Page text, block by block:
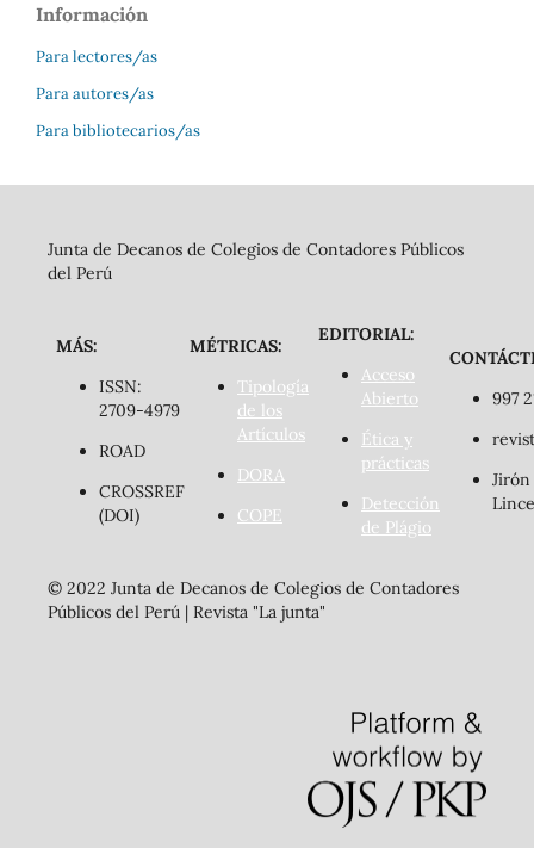
Información
Para lectores/as
Para autores/as
Para bibliotecarios/as
Junta de Decanos de Colegios de Contadores Públicos
del Perú
MÁS:
ISSN:
2709-4979
ROAD
CROSSREF
(DOI)
MÉTRICAS:
Tipología
de los
Artículos
DORA
COPE
EDITORIAL:
Acceso
Abierto
Ética y
prácticas
Detección
de Plágio
997
Jirón
© 2022 Junta de Decanos de Colegios de Contadores
Públicos del Perú | Revista "La junta"